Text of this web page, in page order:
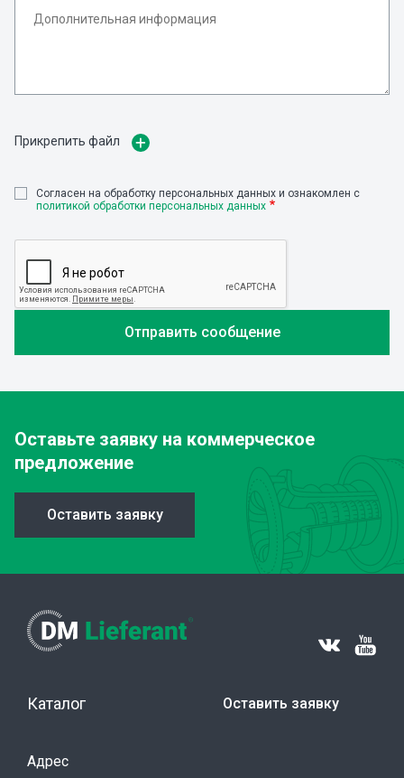
Прикрепить файл
Cогласен на обработку персональных данных и ознакомлен с
политикой обработки персональных данных
Оставьте заявку на коммерческое
предложение
Оставить заявку
Каталог Оставить заявку
Адрес